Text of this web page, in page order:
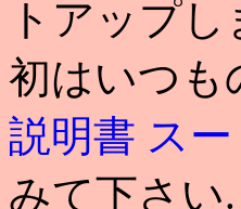
トアップ
初はいつ
説明書 ス
みて下さい.